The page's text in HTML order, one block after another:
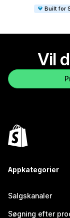
Built for
Vil
Appkategorier
Salgskanaler
Søgning efter